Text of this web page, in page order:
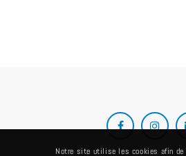
Notre site utilise les cookies afin de